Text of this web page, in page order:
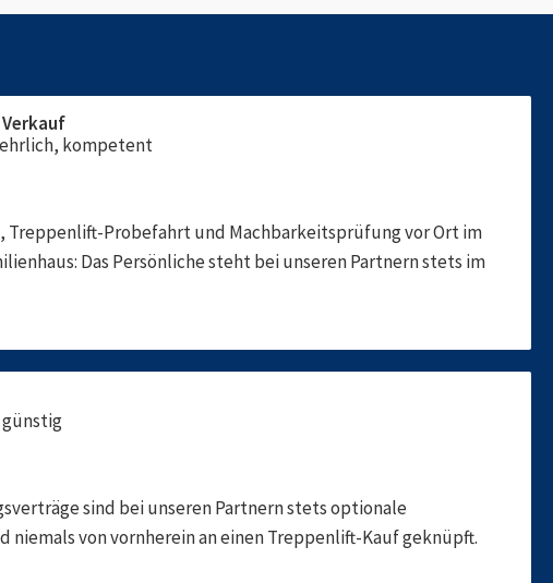
kompetent
Treppenlift-Probefahrt und Machbarkeitsprüfung vor Ort im
Das Persönliche steht bei unseren Partnern stets im
sind bei unseren Partnern stets optionale
niemals von vornherein an einen Treppenlift-Kauf geknüpft.